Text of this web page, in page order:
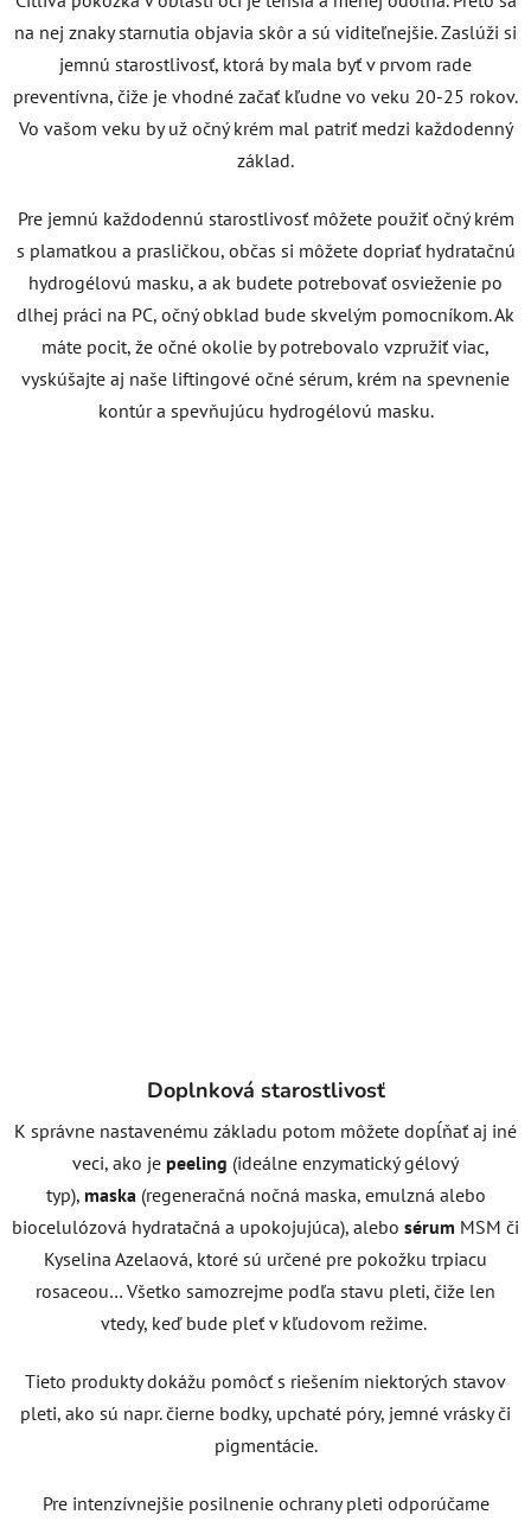
na nej znaky starnutia objavia skôr a sú viditeľnejšie. Zaslúži si
jemnú starostlivosť, ktorá by mala byť v prvom rade
preventívna, čiže je vhodné začať kľudne vo veku 20-25 rokov.
Vo vašom veku by už očný krém mal patriť medzi každodenný
základ.
Pre jemnú každodennú starostlivosť môžete použiť očný krém
s plamatkou a prasličkou, občas si môžete dopriať hydratačnú
hydrogélovú masku, a ak budete potrebovať osvieženie po
dlhej práci na PC, očný obklad bude skvelým pomocníkom. Ak
máte pocit, že očné okolie by potrebovalo vzpružiť viac,
vyskúšajte aj naše liftingové očné sérum, krém na spevnenie
kontúr a spevňujúcu hydrogélovú masku.
Doplnková starostlivosť
K správne nastavenému základu potom môžete dopĺňať aj iné
veci, ako je peeling (ideálne enzymatický gélový
typ), maska (regeneračná nočná maska, emulzná alebo
biocelulózová hydratačná a upokojujúca), alebo sérum MSM či
Kyselina Azelaová, ktoré sú určené pre pokožku trpiacu
rosaceou… Všetko samozrejme podľa stavu pleti, čiže len
vtedy, keď bude pleť v kľudovom režime.
Tieto produkty dokážu pomôcť s riešením niektorých stavov
pleti, ako sú napr. čierne bodky, upchaté póry, jemné vrásky či
pigmentácie.
Pre intenzívnejšie posilnenie ochrany pleti odporúčame